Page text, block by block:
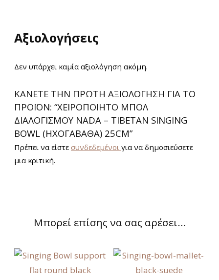
Αξιολογήσεις
Δεν υπάρχει καμία αξιολόγηση ακόμη.
ΚΆΝΕΤΕ ΤΗΝ ΠΡΏΤΗ ΑΞΙΟΛΌΓΗΣΗ ΓΙΑ ΤΟ
ΠΡΟΪΌΝ: “ΧΕΙΡΟΠΟΊΗΤΟ ΜΠΟΛ
ΔΙΑΛΟΓΙΣΜΟΎ ΝADA – TIBETAN SINGING
BOWL (ΗΧΟΓΑΒΆΘΑ) 25CM”
Πρέπει να είστε συνδεδεμένοι για να δημοσιεύσετε
μια κριτική.
Μπορεί επίσης να σας αρέσει…